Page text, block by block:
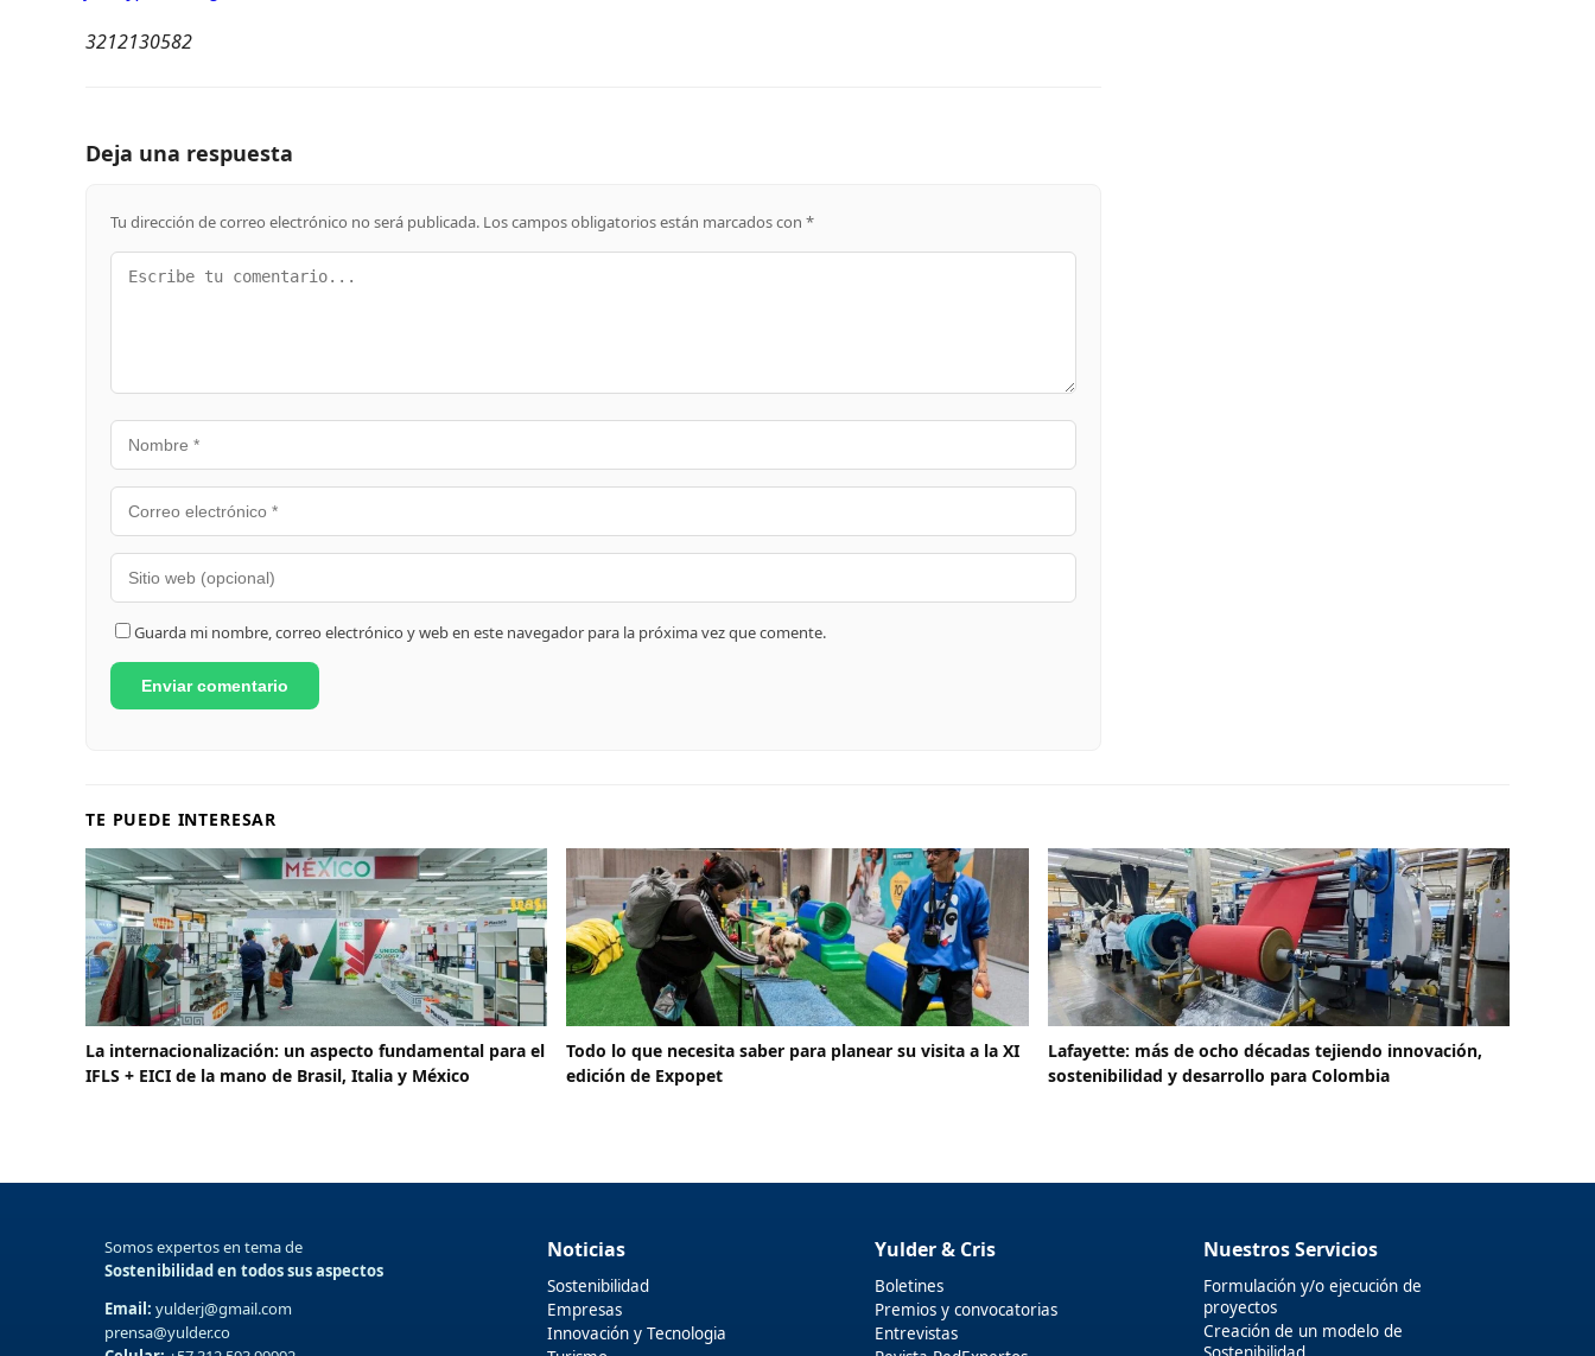
3212130582
Deja una respuesta
Tu dirección de correo electrónico no será publicada. Los campos obligatorios están marcados con *
Guarda mi nombre, correo electrónico y web en este navegador para la próxima vez que comente.
TE PUEDE INTERESAR
La internacionalización: un aspecto fundamental para el
IFLS + EICI de la mano de Brasil, Italia y México
Todo lo que necesita saber para planear su visita a la XI
edición de Expopet
Lafayette: más de ocho décadas tejiendo innovación,
sostenibilidad y desarrollo para Colombia
Somos expertos en tema de
Sostenibilidad en todos sus aspectos
Email: yulderj@gmail.com
prensa@yulder.co
Noticias
Sostenibilidad
Empresas
Innovación y Tecnologia
Yulder & Cris
Boletines
Premios y convocatorias
Entrevistas
Nuestros Servicios
Formulación y/o ejecución de
proyectos
Creación de un modelo de